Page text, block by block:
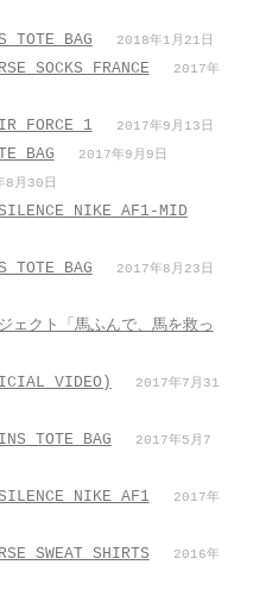
TOTE BAG 2018年1月21日
SOCKS FRANCE
2017年
FORCE 1 2017年9月13日
BAG 2017年9月9日
8月30日
NIKE AF1-MID
TOTE BAG 2017年8月23日
ェクト「馬ふんで、馬を救っ
VIDEO)
2017年7月31
TOTE BAG
2017年5月7
NIKE AF1
2017年
SWEAT SHIRTS
2016年